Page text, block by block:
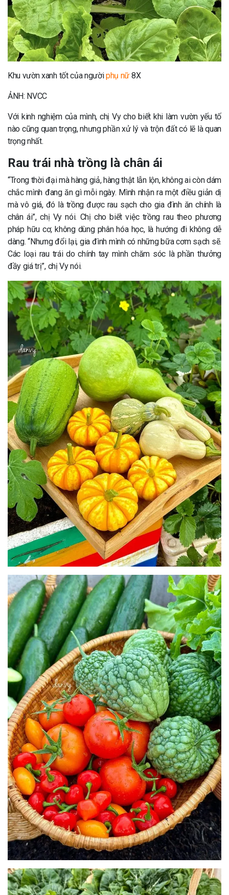
Khu vườn xanh tốt của ngườiphụ nữ 8X
ẢNH: NVCC
Với kinh nghiệm của mình, chị Vy cho biết khi làm vườn yếu tố
nào cũng quan trọng, nhưng phần xử lý và trộn đất có lẽ là quan
trọng nhất.
Rau trái nhà trồng là chân ái
“Trong thời đại mà hàng giả, hàng thật lẫn lộn, không ai còn dám
chắc mình đang ăn gì mỗi ngày. Mình nhận ra một điều giản dị
mà vô giá, đó là trồng được rau sạch cho gia đình ăn chính là
chân ái”, chị Vy nói. Chị cho biết việc trồng rau theo phương
pháp hữu cơ, không dùng phân hóa học, là hướng đi không dễ
dàng. “Nhưng đổi lại, gia đình mình có những bữa cơm sạch sẽ.
Các loại rau trái do chính tay mình chăm sóc là phần thưởng
đầy giá trị”, chị Vy nói.